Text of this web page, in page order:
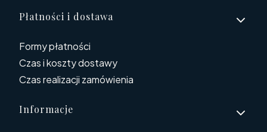
Płatności i dostawa
Formy płatności
Czas i koszty dostawy
Czas realizacji zamówienia
Informacje